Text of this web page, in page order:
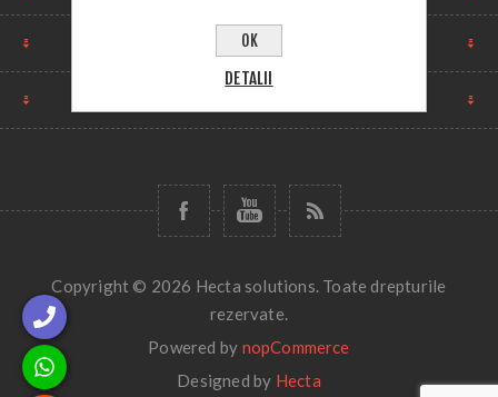
CONTUL MEU
Copyright © 2026 Hecta solutions. Toate drepturile
rezervate.
Powered by nopCommerce
Designed by Hecta
OK
DETALII